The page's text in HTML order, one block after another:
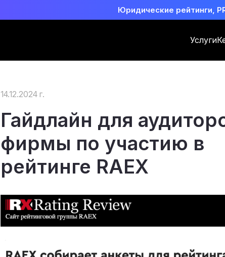
Юридические рейтинги,
Услуги
14.12.2024 г.
Гайдлайн для
фирмы по участию в
рейтинге RAEX